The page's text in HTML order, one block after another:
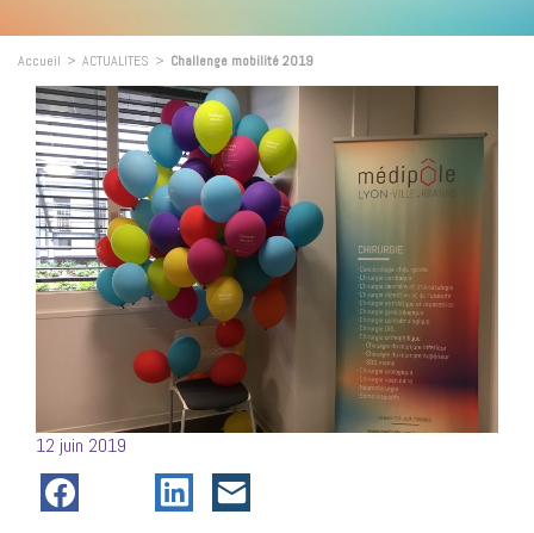
Accueil > ACTUALITES > Challenge mobilité 2019
Posté
le
12 juin 2019